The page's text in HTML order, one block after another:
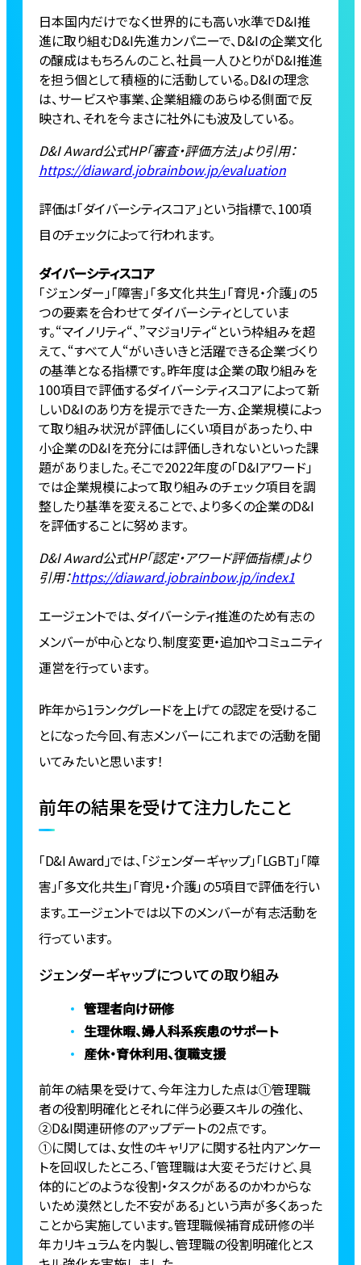
日本国内だけでなく世界的にも高い水準でD&I推
進に取り組むD&I先進カンパニーで、D&Iの企業文化
の醸成はもちろんのこと、社員一人ひとりがD&I推進
を担う個として積極的に活動している。D&Iの理念
は、サービスや事業、企業組織のあらゆる側面で反
映され、それを今まさに社外にも波及している。
D&I Award公式HP「審査・評価方法」より引用：
https://diaward.jobrainbow.jp/evaluation
評価は「ダイバーシティスコア」という指標で、100項
目のチェックによって行われます。
ダイバーシティスコア
「ジェンダー」「障害」「多文化共生」「育児・介護」の5
つの要素を合わせてダイバーシティとしていま
す。“マイノリティ“、”マジョリティ“という枠組みを超
えて、“すべて人“がいきいきと活躍できる企業づくり
の基準となる指標です。昨年度は企業の取り組みを
100項目で評価するダイバーシティスコアによって新
しいD&Iのあり方を提示できた一方、企業規模によっ
て取り組み状況が評価しにくい項目があったり、中
小企業のD&Iを充分には評価しきれないといった課
題がありました。そこで2022年度の「D&Iアワード」
では企業規模によって取り組みのチェック項目を調
整したり基準を変えることで、より多くの企業のD&I
を評価することに努めます。
D&I Award公式HP「認定・アワード評価指標」より
引用：https://diaward.jobrainbow.jp/index1
エージェントでは、ダイバーシティ推進のため有志の
メンバーが中心となり、制度変更・追加やコミュニティ
運営を行っています。
昨年から1ランクグレードを上げての認定を受けるこ
とになった今回、有志メンバーにこれまでの活動を聞
いてみたいと思います！
前年の結果を受けて注力したこと
「D&I Award」では、「ジェンダーギャップ」「LGBT」「障
害」「多文化共生」「育児・介護」の5項目で評価を行い
ます。エージェントでは以下のメンバーが有志活動を
行っています。
ジェンダーギャップについての取り組み
管理者向け研修
生理休暇、婦人科系疾患のサポート
産休・育休利用、復職支援
前年の結果を受けて、今年注力した点は①管理職
者の役割明確化とそれに伴う必要スキルの強化、
②D&I関連研修のアップデートの2点です。
①に関しては、女性のキャリアに関する社内アンケー
トを回収したところ、「管理職は大変そうだけど、具
体的にどのような役割・タスクがあるのかわからな
いため漠然とした不安がある」という声が多くあった
ことから実施しています。管理職候補育成研修の半
年カリキュラムを内製し、管理職の役割明確化とス